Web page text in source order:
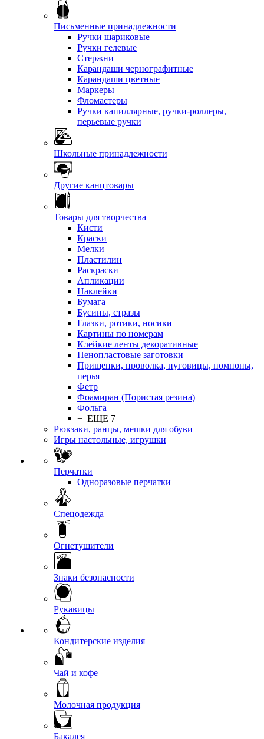
Письменные принадлежности
Ручки шариковые
Ручки гелевые
Стержни
Карандаши чернографитные
Карандаши цветные
Маркеры
Фломастеры
Ручки капиллярные, ручки-роллеры,
перьевые ручки
Школьные принадлежности
Другие канцтовары
Товары для творчества
Кисти
Краски
Мелки
Пластилин
Раскраски
Апликации
Наклейки
Бумага
Бусины, стразы
Глазки, ротики, носики
Картины по номерам
Клейкие ленты декоративные
Пенопластовые заготовки
Прищепки, проволка, пуговицы, помпоны,
перья
Фетр
Фоамиран (Пористая резина)
Фольга
+ ЕЩЕ 7
Рюкзаки, ранцы, мешки для обуви
Игры настольные, игрушки
Перчатки
Одноразовые перчатки
Спецодежда
Огнетушители
Знаки безопасности
Рукавицы
Кондитерские изделия
Чай и кофе
Молочная продукция
Бакалея